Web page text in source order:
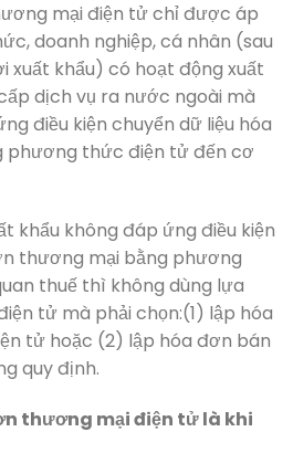
mại điện tử chỉ được áp
doanh nghiệp, cá nhân (sau
xuất khẩu) có hoạt động xuất
dịch vụ ra nước ngoài mà
điều kiện chuyển dữ liệu hóa
phương thức điện tử đến cơ
khẩu không đáp ứng điều kiện
thương mại bằng phương
thuế thì không dùng lựa
tử mà phải chọn:(1) lập hóa
tử hoặc (2) lập hóa đơn bán
quy định.
thương mại điện tử là khi